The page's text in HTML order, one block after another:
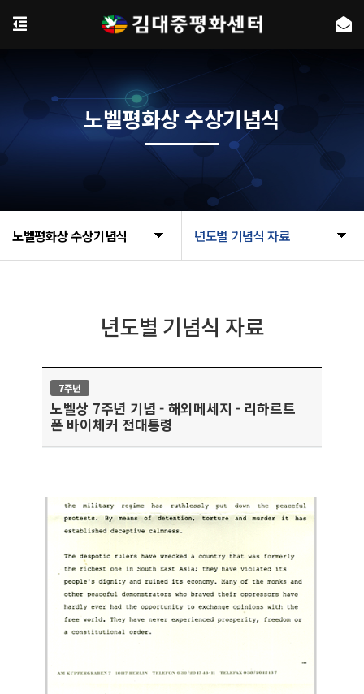
노벨평화상 수상기념식 년도별 기념식 자료
노벨평화상 수상기념식
년도별 기념식 자료
7주년
노벨상 7주년 기념 - 해외메세지 - 리하르트
폰 바이체커 전대통령